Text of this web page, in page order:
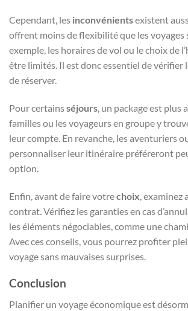
Cependant, les inconvénientsexistent
offrent moins de flexibilité que les voyages
exemple, les horaires de vol ou le choix de
être limités. Il est donc essentiel de vérifier
de réserver.
Pour certainsséjours , un package est plus
familles ou les voyageurs en groupe y
leur compte. En revanche, les aventuriers
personnaliser leur itinéraire préféreront
option.
Enfin, avant de faire votrechoix ,
contrat. Vérifiez les garanties en cas
les éléments négociables, comme une
Avec ces conseils, vous pourrez profiter
voyage sans mauvaises surprises.
Conclusion
Planifier un voyage économique est